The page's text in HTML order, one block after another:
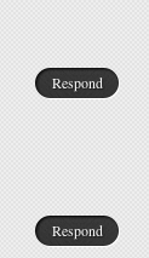
Respond
Respond